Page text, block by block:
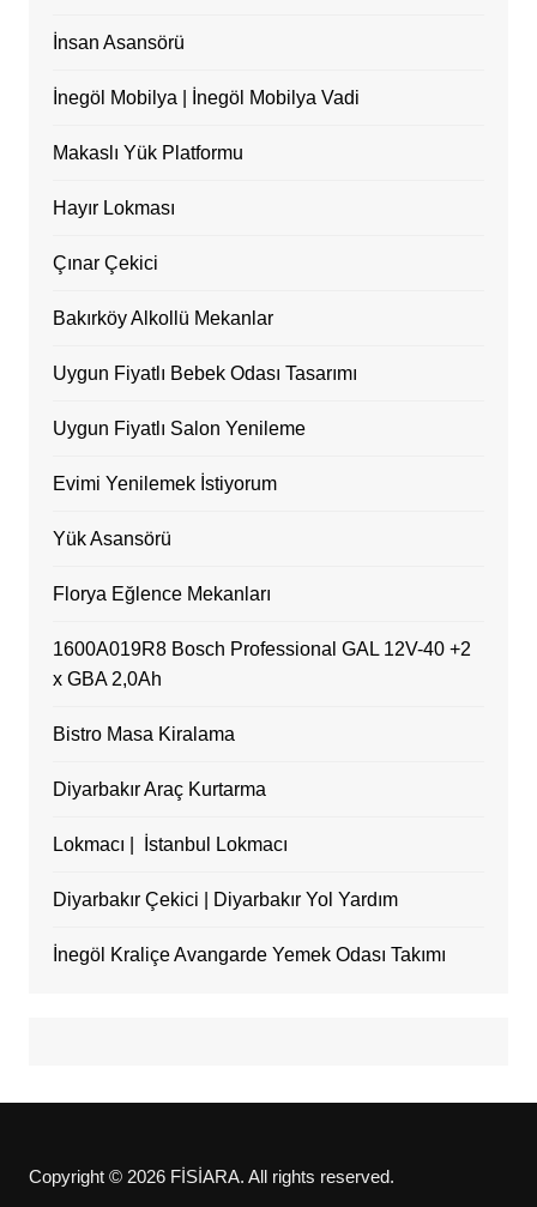
İnsan Asansörü
İnegöl Mobilya | İnegöl Mobilya Vadi
Makaslı Yük Platformu
Hayır Lokması
Çınar Çekici
Bakırköy Alkollü Mekanlar
Uygun Fiyatlı Bebek Odası Tasarımı
Uygun Fiyatlı Salon Yenileme
Evimi Yenilemek İstiyorum
Yük Asansörü
Florya Eğlence Mekanları
1600A019R8 Bosch Professional GAL 12V-40 +2
x GBA 2,0Ah
Bistro Masa Kiralama
Diyarbakır Araç Kurtarma
Lokmacı | İstanbul Lokmacı
Diyarbakır Çekici | Diyarbakır Yol Yardım
İnegöl Kraliçe Avangarde Yemek Odası Takımı
Copyright © 2026 FİSİARA. All rights reserved.